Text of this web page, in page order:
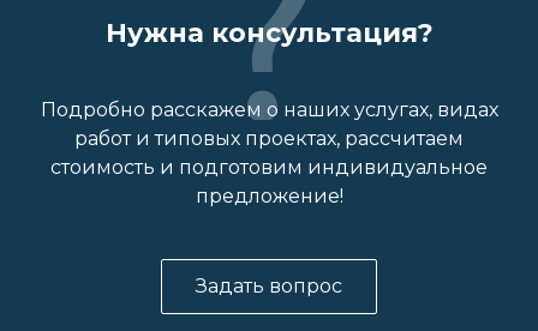
Нужна консультация?
Подробно расскажем о наших услугах, видах
работ и типовых проектах, рассчитаем
стоимость и подготовим индивидуальное
предложение!
Задать вопрос